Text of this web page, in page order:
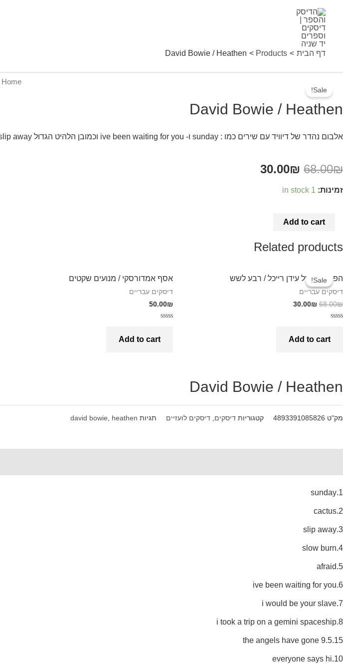
דף הבית Products
David Bowie / Heathen
Sale!
Home
David Bowie / Heathen
אלבום נהדר של דיוויד עם שירים כמו : sunday ו- ive been waiting for you וכמובן הלהיט הגדול slip away
68.00₪
30.00₪
זמינות: 1 in stock
Bowie
Heathen
Add to cart
Related products
Sale!
Sale!
הפרוייקט של עידן רייכל / רבע לשש
דיסקים עבריים
68.00₪
30.00₪
Add to cart
אסף אמדורסקי / מנועים שקטים
דיסקים עבריים
50.00₪
Add to cart
David Bowie / Heathen
מק"ט 4893391085826 קטגוריות דיסקים דיסקים לועזיים תגיות david bowie heathen
1.sunday
2.cactus
3.slip away
4.slow burn
5.afraid
6.ive been waiting for you
7.i would be your slave
8.i took a trip on a gemini spaceship
9.5.15 the angels have gone
10.everyone says hi